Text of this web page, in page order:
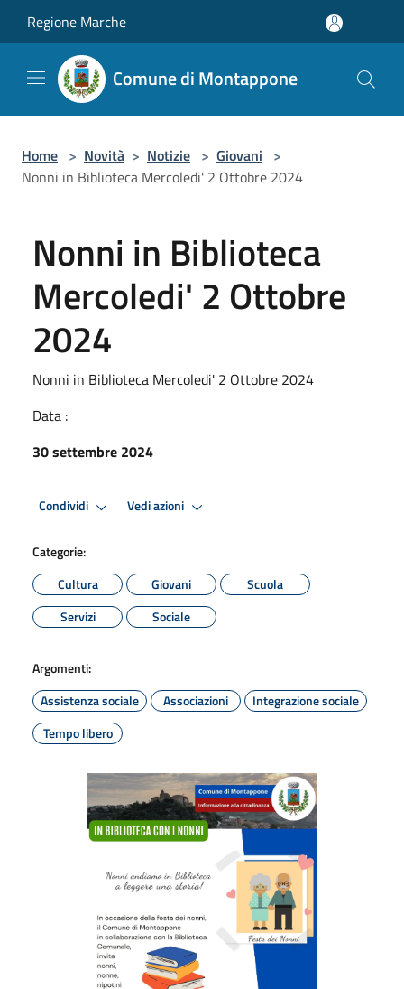
Regione Marche
Comune di Montappone
Home > Novità > Notizie > Giovani >
Nonni in Biblioteca Mercoledi' 2 Ottobre 2024
Nonni in Biblioteca
Mercoledi' 2 Ottobre
2024
Nonni in Biblioteca Mercoledi' 2 Ottobre 2024
Data :
30 settembre 2024
Condividi Vedi azioni
Categorie:
Cultura
Giovani
Scuola
Servizi
Sociale
Argomenti:
Assistenza sociale
Associazioni
Integrazione sociale
Tempo libero